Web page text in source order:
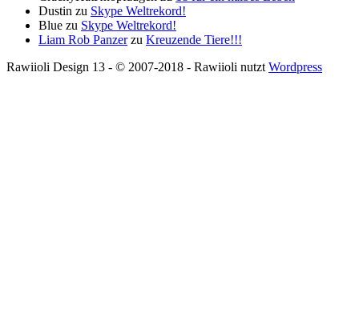
Dustin zu Skype Weltrekord!
Blue zu Skype Weltrekord!
Liam Rob Panzerzu Kreuzende Tiere!!!
Rawiioli Design 13 - © 2007-2018 - Rawiioli nutzt Wordpress